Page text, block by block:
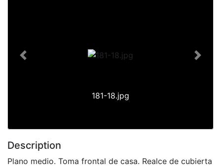
181-18.jpg
Previous Next
Description
Plano medio. Toma frontal de casa. Realce de cubierta